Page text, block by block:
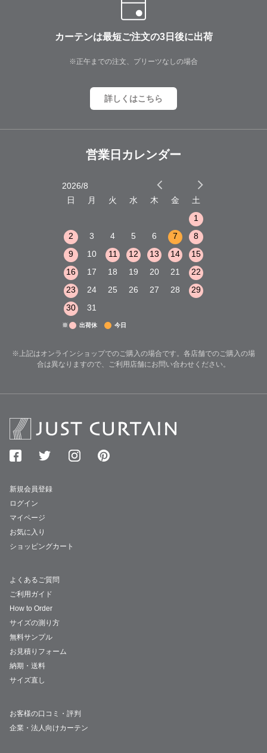
カーテンは最短ご注文の3日後に出荷
※正午までの注文、プリーツなしの場合
詳しくはこちら
営業日カレンダー
2026/8
日
月 火 水 木 金
土
1
2
3 4 5 6 7
8
9
10 11 12 13 14
15
16
17 18 19 20 21
22
23
24 25 26 27 28
29
30
31
※ 出荷休 今日
※上記はオンラインショップでのご購入の場合です。各店舗でのご購入の場
合は異なりますので、ご利用店舗にお問い合わせください。
新規会員登録
ログイン
マイページ
お気に入り
ショッピングカート
よくあるご質問
ご利用ガイド
How to Order
サイズの測り方
無料サンプル
お見積りフォーム
納期・送料
サイズ直し
お客様の口コミ・評判
企業・法人向けカーテン